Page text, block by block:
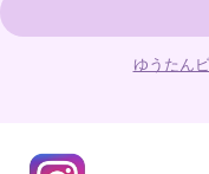
ゆうたん